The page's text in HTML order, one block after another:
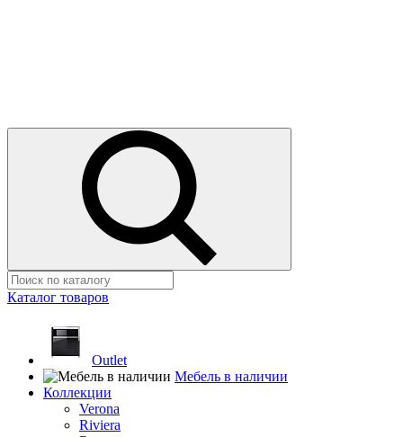
Каталог товаров
Outlet
Мебель в наличии
Коллекции
Verona
Riviera